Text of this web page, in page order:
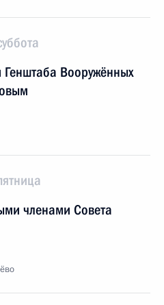
Генштаба Вооружённых
членами Совета